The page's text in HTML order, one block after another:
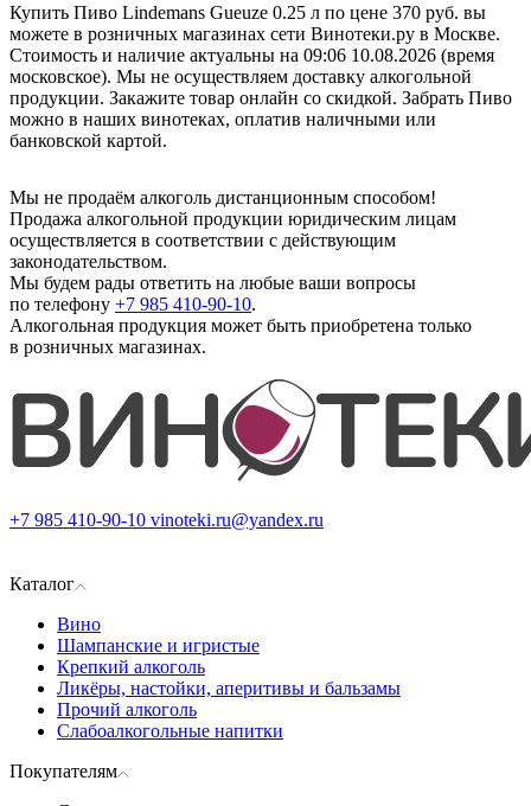
Купить Пиво Lindemans Gueuze 0.25 л по цене 370 руб. вы
можете в розничных магазинах сети Винотеки.ру в Москве.
Стоимость и наличие актуальны на 09:06 10.08.2026 (время
московское). Мы не осуществляем доставку алкогольной
продукции. Закажите товар онлайн со скидкой. Забрать Пиво
можно в наших винотеках, оплатив наличными или
банковской картой.
Мы не продаём алкоголь дистанционным способом!
Продажа алкогольной продукции юридическим лицам
осуществляется в соответствии с действующим
законодательством.
Мы будем рады ответить на любые ваши вопросы
по телефону +7 985 410-90-10.
Алкогольная продукция может быть приобретена только
в розничных магазинах.
+7 985 410-90-10 vinoteki.ru@yandex.ru
Каталог
Вино
Шампанские и игристые
Крепкий алкоголь
Ликёры, настойки, аперитивы и бальзамы
Прочий алкоголь
Слабоалкогольные напитки
Покупателям